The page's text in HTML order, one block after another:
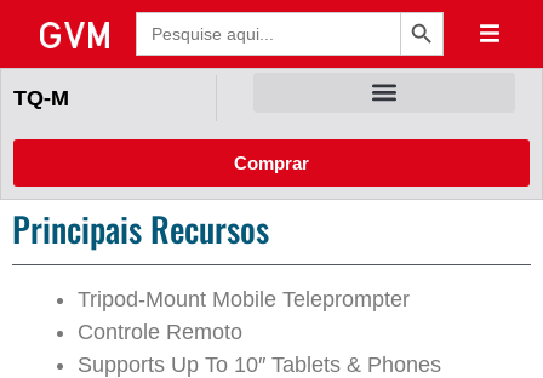
Pesquisar
por:
Botão de Pesquisa
TQ-M
Comprar
Principais Recursos
Tripod-Mount Mobile Teleprompter
Controle Remoto
Supports Up To 10″ Tablets & Phones